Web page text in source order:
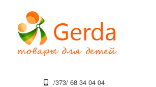
conţinutul
principal
/373/ 68 34 04 04